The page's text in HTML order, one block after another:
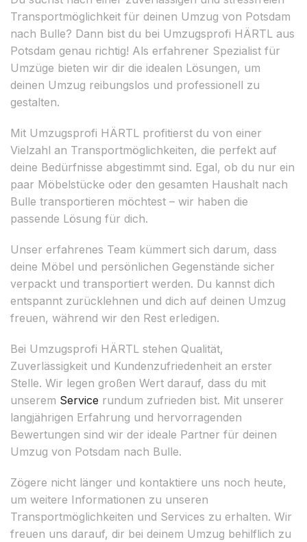
Transportmöglichkeit für deinen Umzug von Potsdam
nach Bulle? Dann bist du bei Umzugsprofi HÄRTL aus
Potsdam genau richtig! Als erfahrener Spezialist für
Umzüge bieten wir dir die idealen Lösungen, um
deinen Umzug reibungslos und professionell zu
gestalten.
Mit Umzugsprofi HÄRTL profitierst du von einer
Vielzahl an Transportmöglichkeiten, die perfekt auf
deine Bedürfnisse abgestimmt sind. Egal, ob du nur ein
paar Möbelstücke oder den gesamten Haushalt nach
Bulle transportieren möchtest – wir haben die
passende Lösung für dich.
Unser erfahrenes Team kümmert sich darum, dass
deine Möbel und persönlichen Gegenstände sicher
verpackt und transportiert werden. Du kannst dich
entspannt zurücklehnen und dich auf deinen Umzug
freuen, während wir den Rest erledigen.
Bei Umzugsprofi HÄRTL stehen Qualität,
Zuverlässigkeit und Kundenzufriedenheit an erster
Stelle. Wir legen großen Wert darauf, dass du mit
unserem Service rundum zufrieden bist. Mit unserer
langjährigen Erfahrung und hervorragenden
Bewertungen sind wir der ideale Partner für deinen
Umzug von Potsdam nach Bulle.
Zögere nicht länger und kontaktiere uns noch heute,
um weitere Informationen zu unseren
Transportmöglichkeiten und Services zu erhalten. Wir
freuen uns darauf, dir bei deinem Umzug behilflich zu